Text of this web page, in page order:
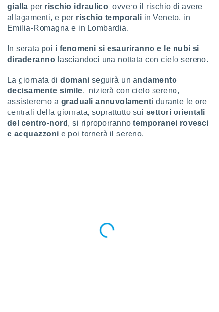
quali la
su
e
di
dati
sulla
al quale
gialla per rischio idraulico, ovvero il rischio di avere
allagamenti, e per rischio temporali in Veneto, in
Emilia-Romagna e in Lombardia.
In serata poi i fenomeni si esauriranno e le nubi si
diraderanno lasciandoci una nottata con cielo sereno.
La giornata didomani seguirà un andamento
decisamente simile. Inizierà con cielo sereno,
assisteremo a graduali annuvolamenti durante le ore
centrali della giornata, soprattutto sui settori orientali
del centro-nord , si riproporrannotemporanei rovesci
e acquazzoni e poi tornerà il sereno.